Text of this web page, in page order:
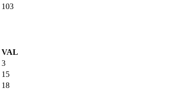
103
VAL
3
15
18